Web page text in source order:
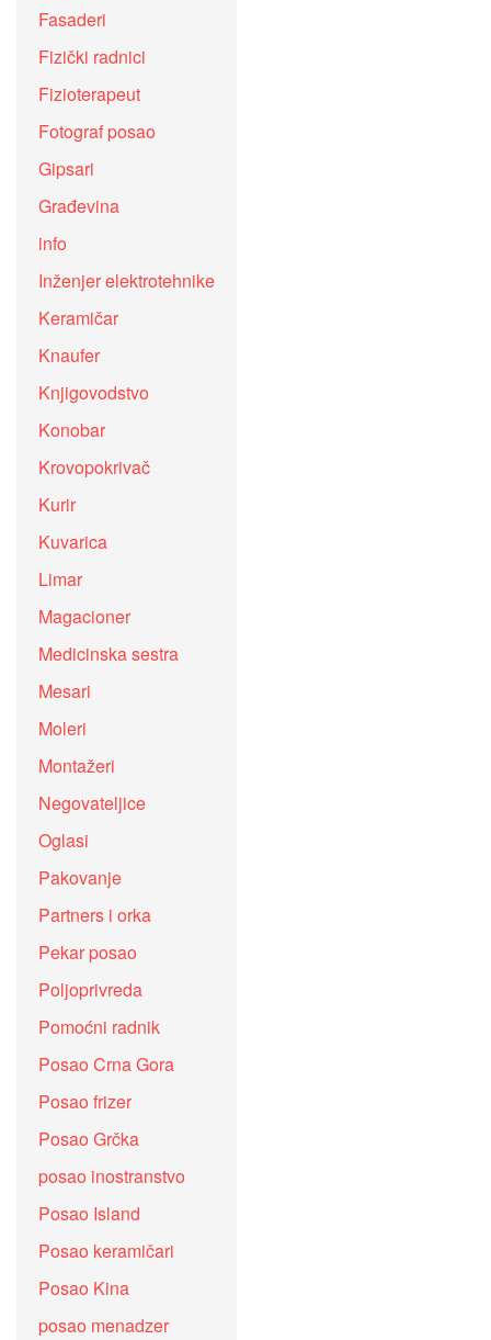
Fasaderi
Fizički radnici
Fizioterapeut
Fotograf posao
Gipsari
Građevina
info
Inženjer elektrotehnike
Keramičar
Knaufer
Knjigovodstvo
Konobar
Krovopokrivač
Kurir
Kuvarica
Limar
Magacioner
Medicinska sestra
Mesari
Moleri
Montažeri
Negovateljice
Oglasi
Pakovanje
Partners i orka
Pekar posao
Poljoprivreda
Pomoćni radnik
Posao Crna Gora
Posao frizer
Posao Grčka
posao inostranstvo
Posao Island
Posao keramičari
Posao Kina
posao menadzer